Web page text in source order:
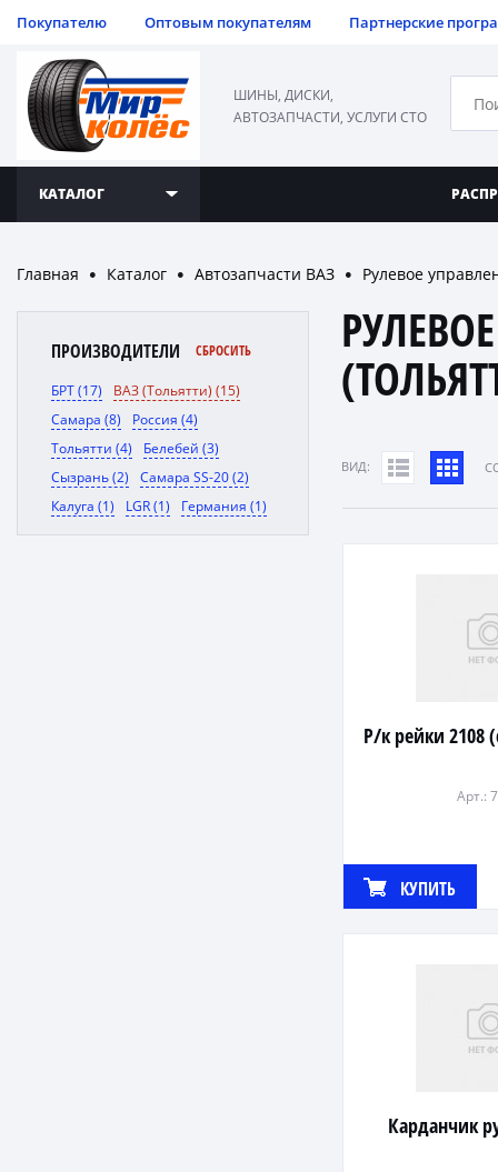
Покупателю Оптовым покупателям Партнерские
ШИНЫ, ДИСКИ,
АВТОЗАПЧАСТИ, УСЛУГИ СТО
КАТАЛОГ
Главная ● Каталог ● Автозапчасти ВАЗ ● Рулевое
ПРОИЗВОДИТЕЛИ СБРОСИТЬ
БРТ (17)
ВАЗ (Тольятти) (15)
Самара (8)
Россия (4)
Тольятти (4)
Белебей (3)
Сызрань (2)
Самара SS-20 (2)
Калуга (1)
LGR (1) Германия (1)
ВИД:
Р/к рейки 2108
Арт.:
КУПИТЬ
Карданчик